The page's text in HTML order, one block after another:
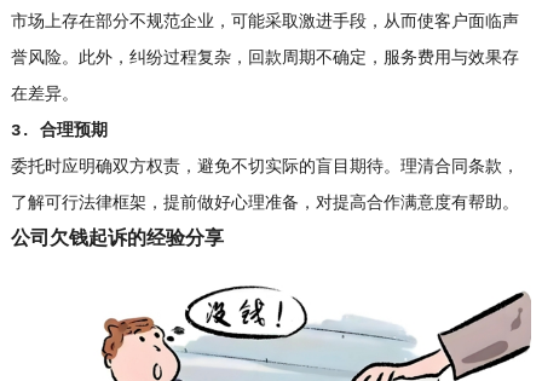
市场上存在部分不规范企业，可能采取激进手段，从而使客户面临声
誉风险。此外，纠纷过程复杂，回款周期不确定，服务费用与效果存
在差异。
3. 合理预期
委托时应明确双方权责，避免不切实际的盲目期待。理清合同条款，
了解可行法律框架，提前做好心理准备，对提高合作满意度有帮助。
公司欠钱起诉的经验分享